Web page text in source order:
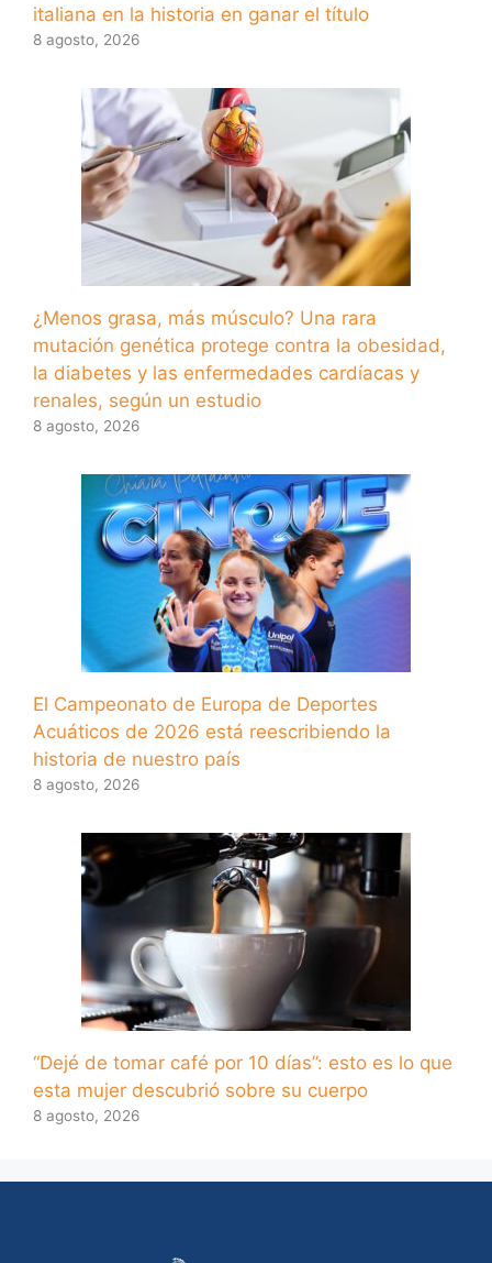
italiana en la historia en ganar el título
8 agosto, 2026
¿Menos grasa, más músculo? Una rara
mutación genética protege contra la obesidad,
la diabetes y las enfermedades cardíacas y
renales, según un estudio
8 agosto, 2026
El Campeonato de Europa de Deportes
Acuáticos de 2026 está reescribiendo la
historia de nuestro país
8 agosto, 2026
“Dejé de tomar café por 10 días”: esto es lo que
esta mujer descubrió sobre su cuerpo
8 agosto, 2026